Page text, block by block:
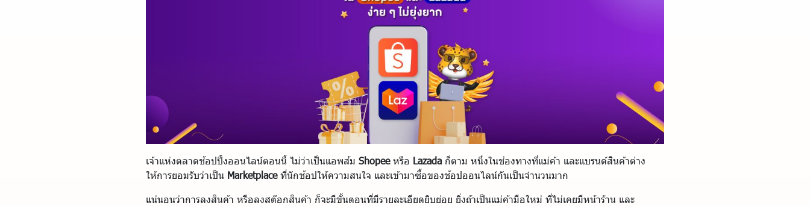
เจ้าแห่งตลาดช้อปปิ้งออนไลน์ตอนนี้ ไม่ว่าเป็นแอพส้ม Shopeeหรือ Lazada ก็ตาม หนึ่งในช่องทางที่แม่ค้า และแบรนด์สินค้าต่าง
ให้การยอมรับว่าเป็น Marketplaceที่นักช้อปให้ความสนใจ และเข้ามาซื้อของช้อปออนไลน์กันเป็นจำนวนมาก
แน่นอนว่าการลงสินค้า หรือลงสต๊อกสินค้า ก็จะมีขั้นตอนที่มีรายละเอียดยิบย่อย ยิ่งถ้าเป็นแม่ค้ามือใหม่ ที่ไม่เคยมีหน้าร้าน และ